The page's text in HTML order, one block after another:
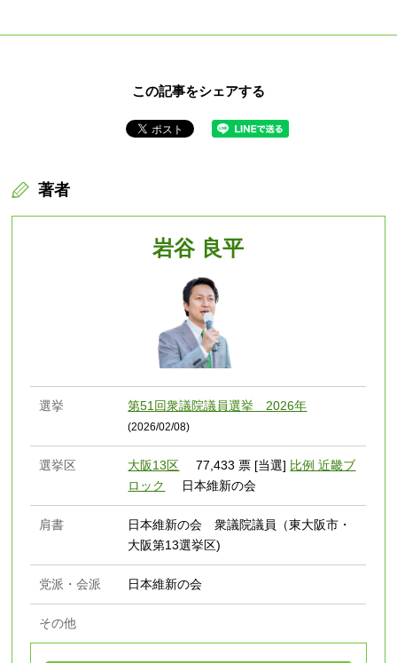
この記事をシェアする
著者
岩谷 良平
選挙 第51回衆議院議員選挙 2026年
(2026/02/08)
選挙区 大阪13区 77,433 票 [当選] 比例 近畿ブ
ロック
日本維新の会
肩書
日本維新の会 衆議院議員（東大阪市・
大阪第13選挙区)
党派・会派 日本維新の会
その他